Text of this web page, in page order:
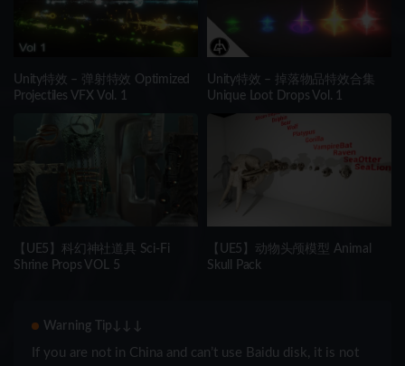
Unity特效 – 弹射特效 Optimized
Projectiles VFX Vol. 1
Unity特效 – 掉落物品特效合集
Unique Loot Drops Vol. 1
【UE5】科幻神社道具 Sci-Fi
Shrine Props VOL 5
【UE5】动物头颅模型 Animal
Skull Pack
Warning Tip↓↓↓
If you are not in China and can’t use Baidu disk, it is not